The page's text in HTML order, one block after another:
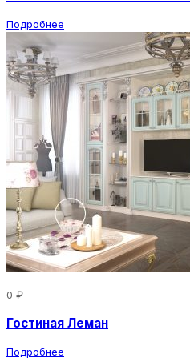
Подробнее
0 ₽
Гостиная Леман
Подробнее